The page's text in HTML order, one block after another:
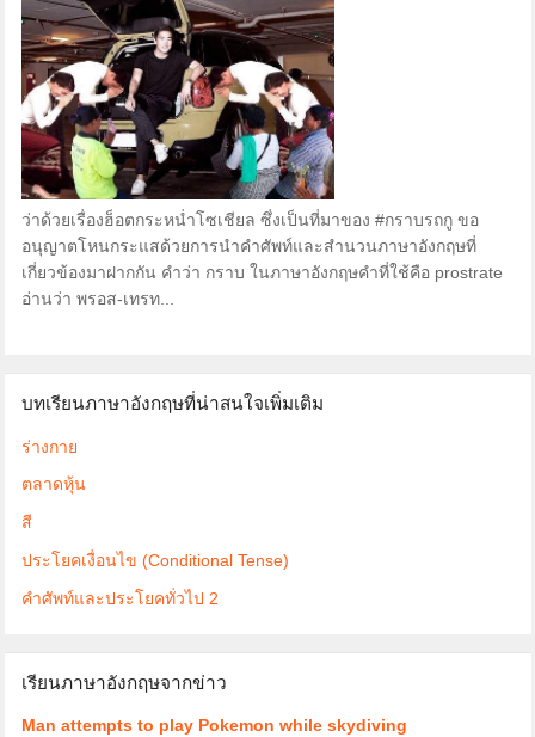
ว่าด้วยเรื่องฮ็อตกระหน่ำโซเชียล ซึ่งเป็นที่มาของ #กราบรถกู ขอ
อนุญาตโหนกระแสด้วยการนำคำศัพท์และสำนวนภาษาอังกฤษที่
เกี่ยวข้องมาฝากกัน คำว่า กราบ ในภาษาอังกฤษคำที่ใช้คือ prostrate
อ่านว่า พรอส-เทรท...
บทเรียนภาษาอังกฤษที่น่าสนใจเพิ่มเติม
ร่างกาย
ตลาดหุ้น
สี
ประโยคเงื่อนไข (Conditional Tense)
คำศัพท์และประโยคทั่วไป 2
เรียนภาษาอังกฤษจากข่าว
Man attempts to play Pokemon while skydiving